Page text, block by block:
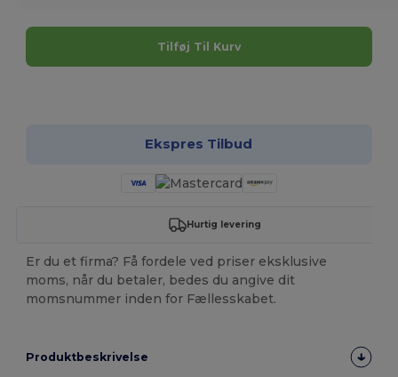
Tilføj Til Kurv
Ekspres Tilbud
Hurtig levering
Er du et firma? Få fordele ved priser eksklusive
moms, når du betaler, bedes du angive dit
momsnummer inden for Fællesskabet.
Produktbeskrivelse